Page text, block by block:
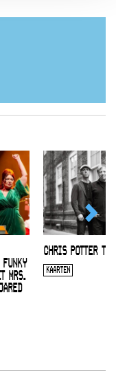
MRS.
CHRIS POTTER
KAARTEN